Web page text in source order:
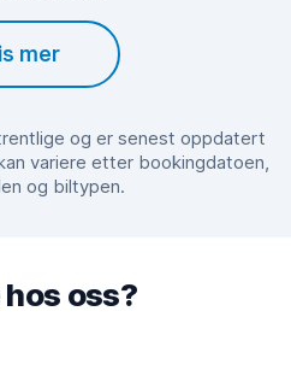
mer
og er senest oppdatert
variere etter bookingdatoen,
og biltypen.
oss?